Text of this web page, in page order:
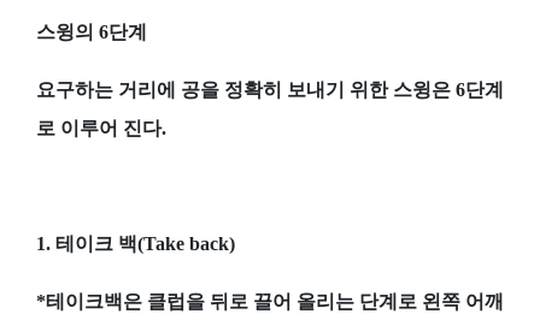
스윙의 6단계
요구하는 거리에 공을 정확히 보내기 위한 스윙은 6단계
로 이루어 진다.
1. 테이크 백(Take back)
*테이크백은 클럽을 뒤로 끌어 올리는 단계로 왼쪽 어깨